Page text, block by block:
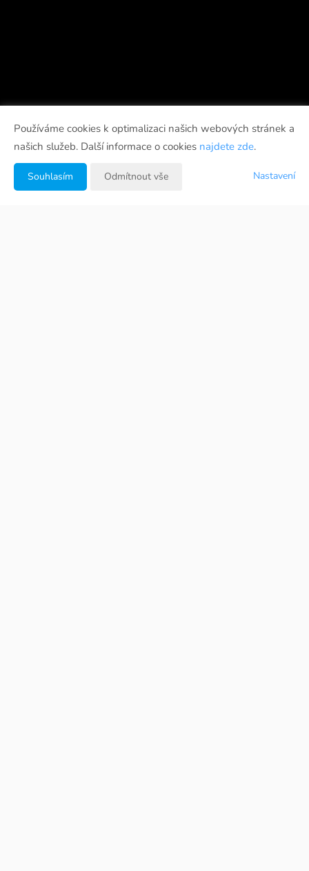
Používáme cookies k optimalizaci našich webových stránek a
našich služeb. Další informace o cookies najdete zde.
Souhlasím Odmítnout vše Nastavení